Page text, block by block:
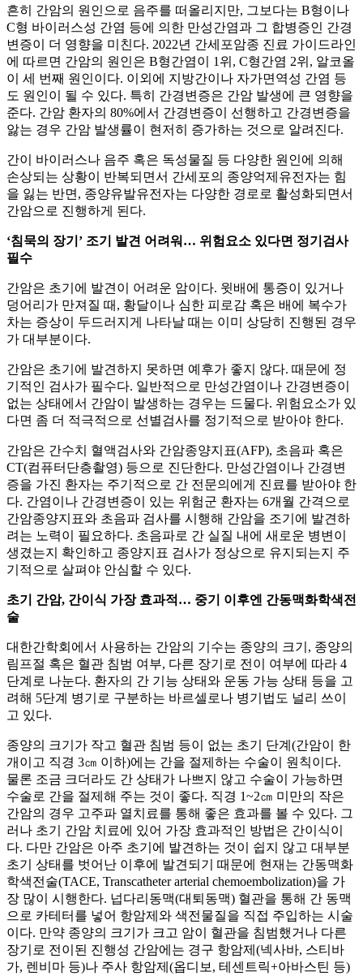
흔히 간암의 원인으로 음주를 떠올리지만, 그보다는 B형이나
C형 바이러스성 간염 등에 의한 만성간염과 그 합병증인 간경
변증이 더 영향을 미친다. 2022년 간세포암종 진료 가이드라인
에 따르면 간암의 원인은 B형간염이 1위, C형간염 2위, 알코올
이 세 번째 원인이다. 이외에 지방간이나 자가면역성 간염 등
도 원인이 될 수 있다. 특히 간경변증은 간암 발생에 큰 영향을
준다. 간암 환자의 80%에서 간경변증이 선행하고 간경변증을
앓는 경우 간암 발생률이 현저히 증가하는 것으로 알려진다.
간이 바이러스나 음주 혹은 독성물질 등 다양한 원인에 의해
손상되는 상황이 반복되면서 간세포의 종양억제유전자는 힘
을 잃는 반면, 종양유발유전자는 다양한 경로로 활성화되면서
간암으로 진행하게 된다.
‘침묵의 장기’ 조기 발견 어려워… 위험요소 있다면 정기검사
필수
간암은 초기에 발견이 어려운 암이다. 윗배에 통증이 있거나
덩어리가 만져질 때, 황달이나 심한 피로감 혹은 배에 복수가
차는 증상이 두드러지게 나타날 때는 이미 상당히 진행된 경우
가 대부분이다.
간암은 초기에 발견하지 못하면 예후가 좋지 않다. 때문에 정
기적인 검사가 필수다. 일반적으로 만성간염이나 간경변증이
없는 상태에서 간암이 발생하는 경우는 드물다. 위험요소가 있
다면 좀 더 적극적으로 선별검사를 정기적으로 받아야 한다.
간암은 간수치 혈액검사와 간암종양지표(AFP), 초음파 혹은
CT(컴퓨터단층촬영) 등으로 진단한다. 만성간염이나 간경변
증을 가진 환자는 주기적으로 간 전문의에게 진료를 받아야 한
다. 간염이나 간경변증이 있는 위험군 환자는 6개월 간격으로
간암종양지표와 초음파 검사를 시행해 간암을 조기에 발견하
려는 노력이 필요하다. 초음파로 간 실질 내에 새로운 병변이
생겼는지 확인하고 종양지표 검사가 정상으로 유지되는지 주
기적으로 살펴야 안심할 수 있다.
초기 간암, 간이식 가장 효과적… 중기 이후엔 간동맥화학색전
술
대한간학회에서 사용하는 간암의 기수는 종양의 크기, 종양의
림프절 혹은 혈관 침범 여부, 다른 장기로 전이 여부에 따라 4
단계로 나눈다. 환자의 간 기능 상태와 운동 가능 상태 등을 고
려해 5단계 병기로 구분하는 바르셀로나 병기법도 널리 쓰이
고 있다.
종양의 크기가 작고 혈관 침범 등이 없는 초기 단계(간암이 한
개이고 직경 3㎝ 이하)에는 간을 절제하는 수술이 원칙이다.
물론 조금 크더라도 간 상태가 나쁘지 않고 수술이 가능하면
수술로 간을 절제해 주는 것이 좋다. 직경 1~2㎝ 미만의 작은
간암의 경우 고주파 열치료를 통해 좋은 효과를 볼 수 있다. 그
러나 초기 간암 치료에 있어 가장 효과적인 방법은 간이식이
다. 다만 간암은 아주 초기에 발견하는 것이 쉽지 않고 대부분
초기 상태를 벗어난 이후에 발견되기 때문에 현재는 간동맥화
학색전술(TACE, Transcatheter arterial chemoembolization)을 가
장 많이 시행한다. 넙다리동맥(대퇴동맥) 혈관을 통해 간 동맥
으로 카테터를 넣어 항암제와 색전물질을 직접 주입하는 시술
이다. 만약 종양의 크기가 크고 암이 혈관을 침범했거나 다른
장기로 전이된 진행성 간암에는 경구 항암제(넥사바, 스티바
가, 렌비마 등)나 주사 항암제(옵디보, 테센트릭+아바스틴 등)